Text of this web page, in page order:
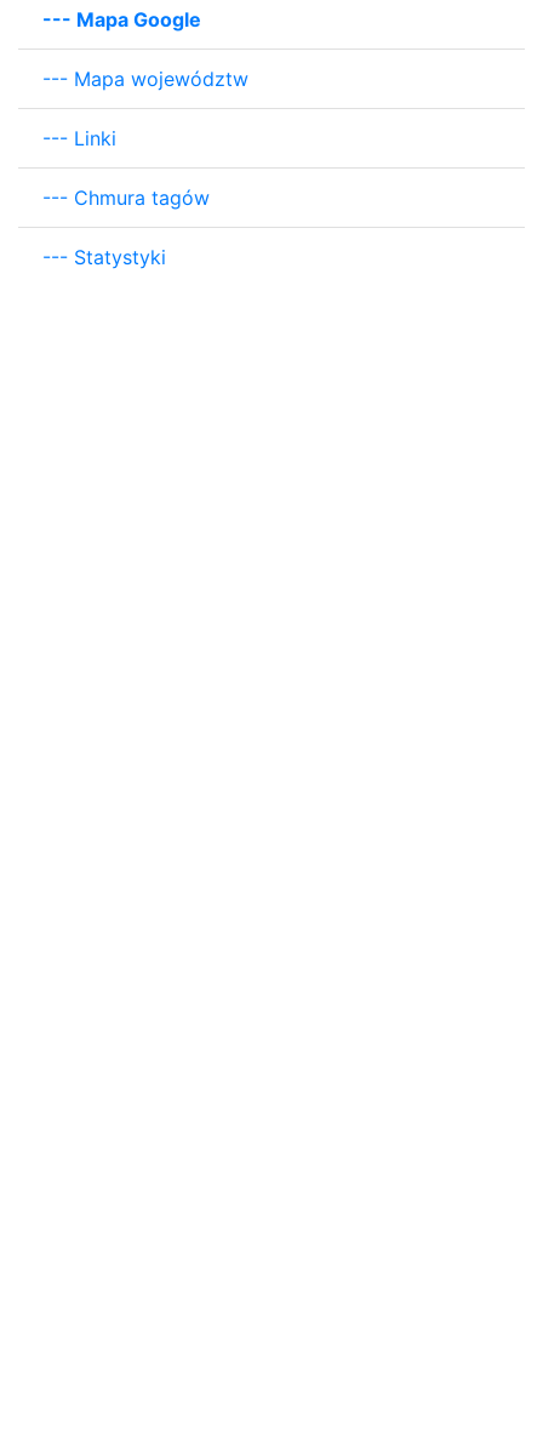
--- Mapa Google
--- Mapa województw
--- Linki
--- Chmura tagów
--- Statystyki